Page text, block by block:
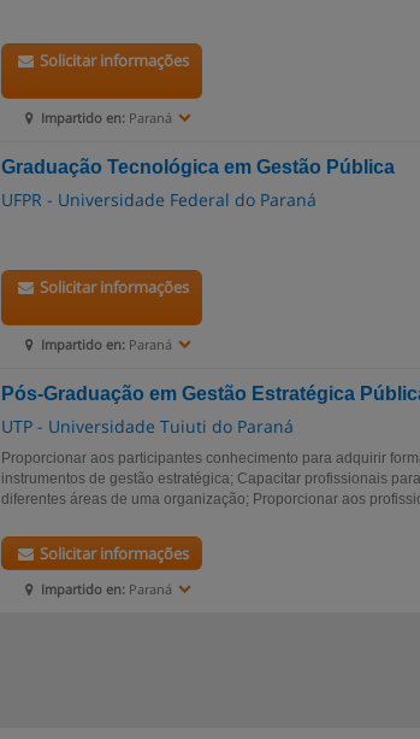
Impartido en: Paraná
Solicitar informações
Graduação Tecnológica em Gestão Pública
UFPR - Universidade Federal do Paraná
Impartido en: Paraná
Solicitar informações
Pós-Graduação em Gestão Estratégica
UTP - Universidade Tuiuti do Paraná
Proporcionar aos participantes conhecimento para adquirir
instrumentos de gestão estratégica; Capacitar profissionais
diferentes áreas de uma organização; Proporcionar aos
Impartido en: Paraná
Solicitar informações